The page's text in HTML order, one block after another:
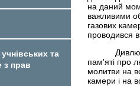
на даний
важливими
газових
проводився
пам'яті про
молитви на
камери і на
та
з прав